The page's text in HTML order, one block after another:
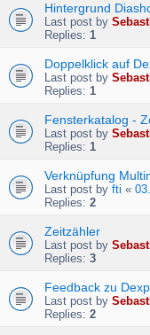
Hintergrund
Last post by
Replies: 1
Doppelklick auf
Last post by
Replies: 1
Fensterkatalog -
Last post by
Replies: 1
Verknüpfung
Last post by fti «
Replies: 2
Zeitzähler
Last post by
Replies: 3
Feedback zu
Last post by
Replies: 2